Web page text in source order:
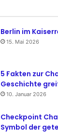
Berlin im
15. Mai 2026
5 Fakten zur
Geschichte
10. Januar 2026
Checkpoint
Symbol der